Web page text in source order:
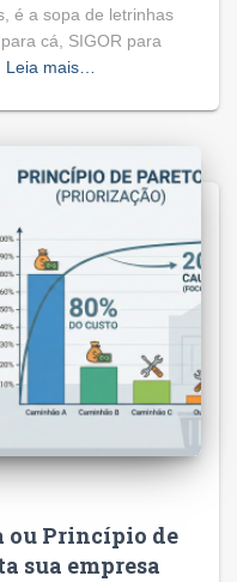
é a sopa de letrinhas
cá, SIGOR para
Leia mais…
ou Princípio de
sua empresa